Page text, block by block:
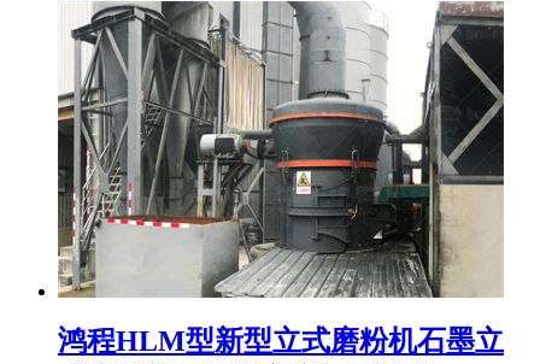
鸿程HLM型新型立式磨粉机石墨立